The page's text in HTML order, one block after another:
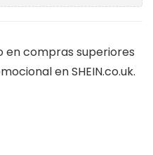
en compras superiores
en SHEIN.co.uk.